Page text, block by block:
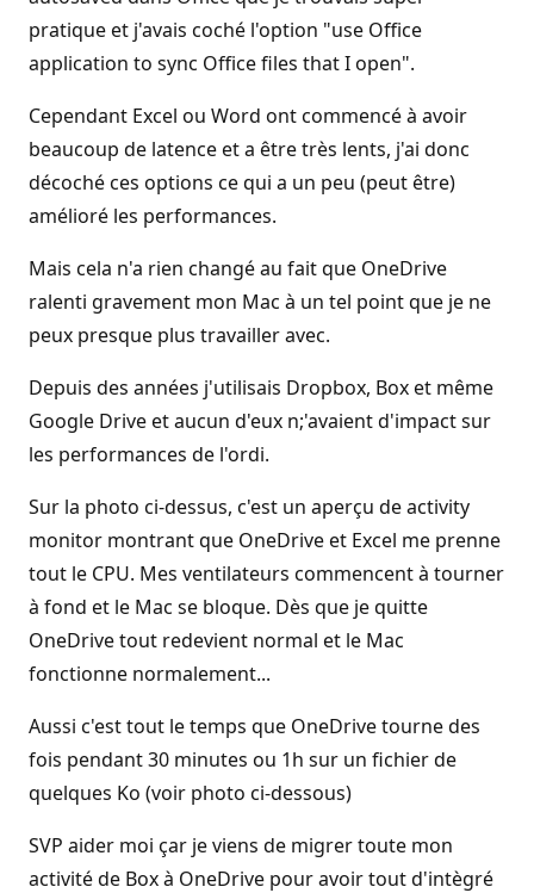
pratique et j'avais coché l'option "use Office
application to sync Office files that I open".
Cependant Excel ou Word ont commencé à avoir
beaucoup de latence et a être très lents, j'ai donc
décoché ces options ce qui a un peu (peut être)
amélioré les performances.
Mais cela n'a rien changé au fait que OneDrive
ralenti gravement mon Mac à un tel point que je ne
peux presque plus travailler avec.
Depuis des années j'utilisais Dropbox, Box et même
Google Drive et aucun d'eux n;'avaient d'impact sur
les performances de l'ordi.
Sur la photo ci-dessus, c'est un aperçu de activity
monitor montrant que OneDrive et Excel me prenne
tout le CPU. Mes ventilateurs commencent à tourner
à fond et le Mac se bloque. Dès que je quitte
OneDrive tout redevient normal et le Mac
fonctionne normalement...
Aussi c'est tout le temps que OneDrive tourne des
fois pendant 30 minutes ou 1h sur un fichier de
quelques Ko (voir photo ci-dessous)
SVP aider moi çar je viens de migrer toute mon
activité de Box à OneDrive pour avoir tout d'intègré